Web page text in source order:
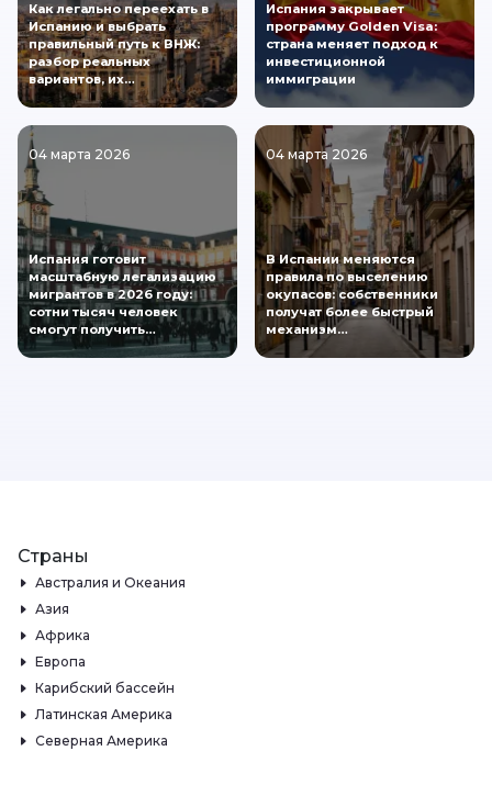
Как легально переехать в
Испанию и выбрать
правильный путь к ВНЖ:
разбор реальных
вариантов, их…
Испания закрывает
программу Golden Visa:
страна меняет подход к
инвестиционной
иммиграции
04 марта 2026
Испания готовит
масштабную легализацию
мигрантов в 2026 году:
сотни тысяч человек
смогут получить…
04 марта 2026
В Испании меняются
правила по выселению
окупасов: собственники
получат более быстрый
механизм…
Страны
Австралия и Океания
Азия
Африка
Европа
Карибский бассейн
Латинская Америка
Северная Америка